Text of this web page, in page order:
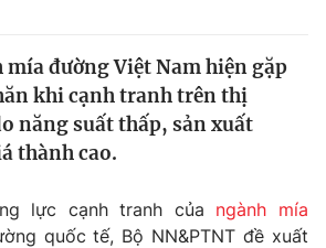
đường Việt Nam hiện gặp
khi cạnh tranh trên thị
năng suất thấp, sản xuất
thành cao.
lực cạnh tranh của ngành mía
quốc tế, Bộ NN&PTNT đề xuất